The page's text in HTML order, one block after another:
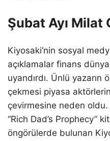
Şubat Ayı Milat
Kiyosaki’nin sosyal
açıklamalar finans
uyandırdı. Ünlü yazarın
çekmesi piyasa
çevirmesine neden oldu.
“Rich Dad’s Prophecy”
öngörülerde bulunan